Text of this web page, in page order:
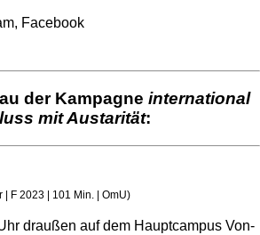
, Facebook
der Kampagne international
mit Austarität:
F 2023 | 101 Min. | OmU)
draußen auf dem Hauptcampus Von-